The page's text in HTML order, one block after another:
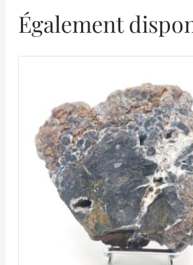
Également